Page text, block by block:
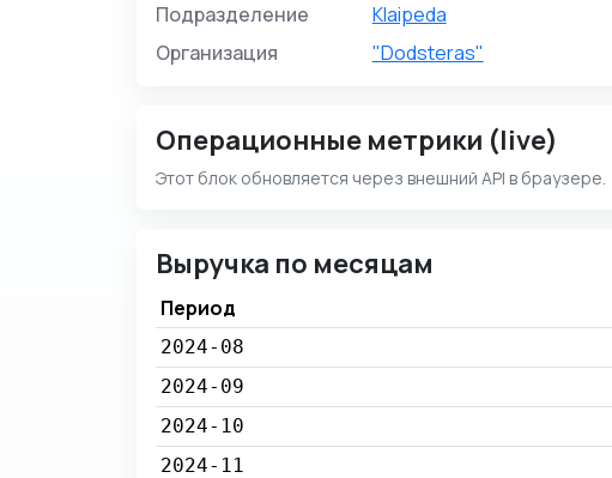
Подразделение
Klaipeda
Организация
"Dodsteras"
Операционные метрики (live)
Этот блок обновляется через внешний API в браузере.
Выручка по месяцам
Период
2024-08
2024-09
2024-10
2024-11